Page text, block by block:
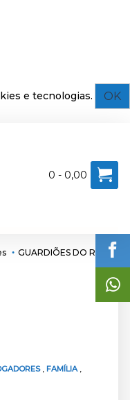
e tecnologias. OK
0 - 0,00
GUARDIÕES DO RIO
, FAMÍLIA ,